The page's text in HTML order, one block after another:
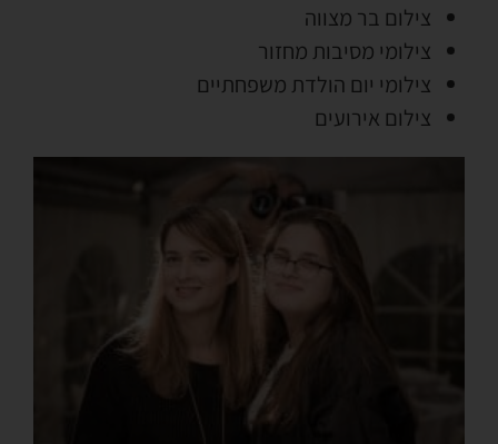
צילום בר מצווה
צילומי מסיבות מחזור
צילומי יום הולדת משפחתיים
צילום אירועים